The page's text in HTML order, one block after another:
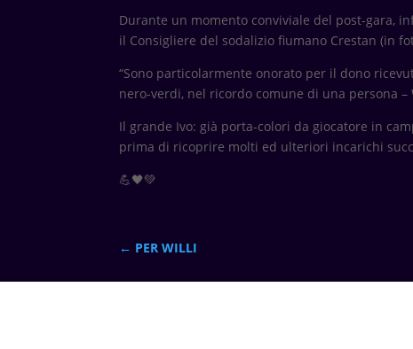
Durante un momento conviviale del post-gara,
il Consigliere del sodalizio fiumano Crestan (in
“Sono particolarmente onorato per il dono
nero-verdi, nel ricordo comune di una persona
Il grande Ivo: già porta-colori da giocatore in
prima di ricoprire molti ed ulteriori incarichi
💪🖤💚
← PER WILLI